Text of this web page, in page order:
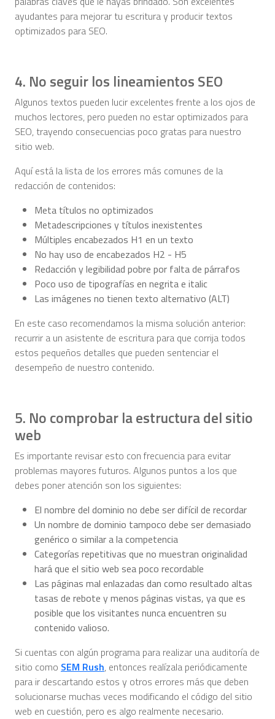
ayudantes para mejorar tu escritura y producir textos
optimizados para SEO.
4. No seguir los lineamientos SEO
Algunos textos pueden lucir excelentes frente a los ojos de
muchos lectores, pero pueden no estar optimizados para
SEO, trayendo consecuencias poco gratas para nuestro
sitio web.
Aquí está la lista de los errores más comunes de la
redacción de contenidos:
Meta títulos no optimizados
Metadescripciones y títulos inexistentes
Múltiples encabezados H1 en un texto
No hay uso de encabezados H2 - H5
Redacción y legibilidad pobre por falta de párrafos
Poco uso de tipografías en negrita e italic
Las imágenes no tienen texto alternativo (ALT)
En este caso recomendamos la misma solución anterior:
recurrir a un asistente de escritura para que corrija todos
estos pequeños detalles que pueden sentenciar el
desempeño de nuestro contenido.
5. No comprobar la estructura del sitio
web
Es importante revisar esto con frecuencia para evitar
problemas mayores futuros. Algunos puntos a los que
debes poner atención son los siguientes:
El nombre del dominio no debe ser difícil de recordar
Un nombre de dominio tampoco debe ser demasiado
genérico o similar a la competencia
Categorías repetitivas que no muestran originalidad
hará que el sitio web sea poco recordable
Las páginas mal enlazadas dan como resultado altas
tasas de rebote y menos páginas vistas, ya que es
posible que los visitantes nunca encuentren su
contenido valioso.
Si cuentas con algún programa para realizar una auditoría de
sitio como SEM Rush, entonces realízala periódicamente
para ir descartando estos y otros errores más que deben
solucionarse muchas veces modificando el código del sitio
web en cuestión, pero es algo realmente necesario.